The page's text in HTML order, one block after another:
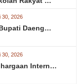
30, 2026
Daeng…
30, 2026
Intern…